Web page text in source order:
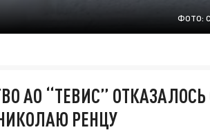
ФОТО:
АО “ТЕВИС”
РЕНЦУ